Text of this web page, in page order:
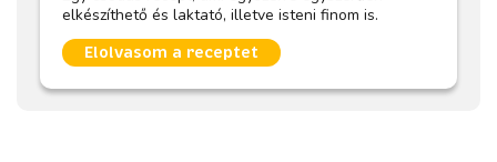
elkészíthető és laktató, illetve isteni finom is.
Elolvasom a receptet